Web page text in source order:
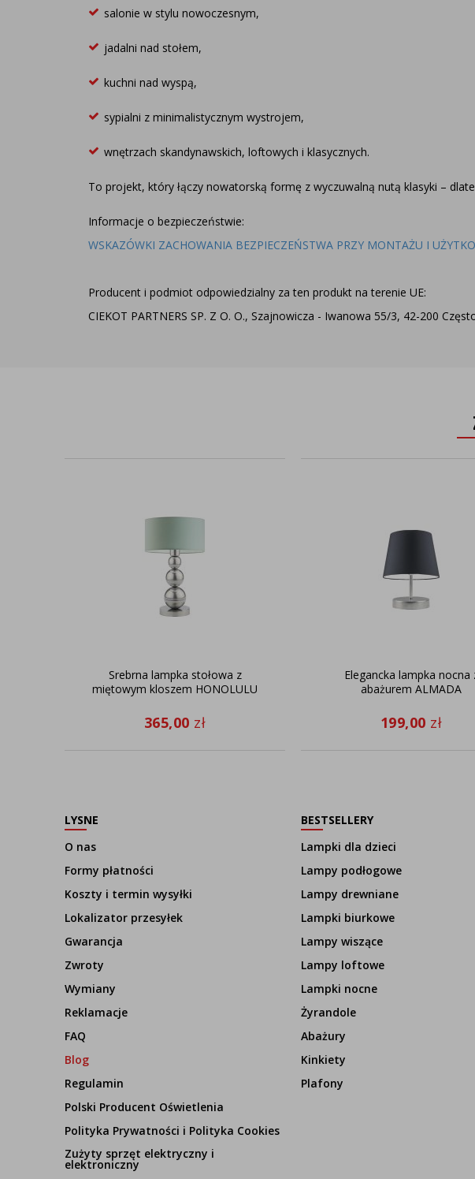
salonie w stylu nowoczesnym,
jadalni nad stołem,
kuchni nad wyspą,
sypialni z minimalistycznym wystrojem,
wnętrzach skandynawskich, loftowych i klasycznych.
To projekt, który łączy nowatorską formę z wyczuwalną nutą klasyki –
Informacje o bezpieczeństwie:
WSKAZÓWKI ZACHOWANIA BEZPIECZEŃSTWA PRZY MONTAŻU I
Producent i podmiot odpowiedzialny za ten produkt na terenie UE:
CIEKOT PARTNERS SP. Z O. O., Szajnowicza - Iwanowa 55/3, 42-200
Srebrna lampka stołowa z
miętowym kloszem HONOLULU
365,00 zł
Elegancka lampka nocna
abażurem ALMADA
199,00 zł
LYSNE
O nas
Formy płatności
Koszty i termin wysyłki
Lokalizator przesyłek
Gwarancja
Zwroty
Wymiany
Reklamacje
FAQ
Blog
Regulamin
Polski Producent Oświetlenia
Polityka Prywatności i Polityka Cookies
Zużyty sprzęt elektryczny i
elektroniczny
BESTSELLERY
Lampki dla dzieci
Lampy podłogowe
Lampy drewniane
Lampki biurkowe
Lampy wiszące
Lampy loftowe
Lampki nocne
Żyrandole
Abażury
Kinkiety
Plafony